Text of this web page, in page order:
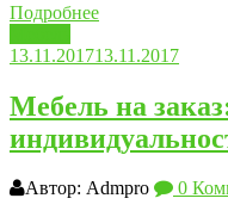
Подробнее
13.11.201713.11.2017
Мебель на
Автор: Admpro
0